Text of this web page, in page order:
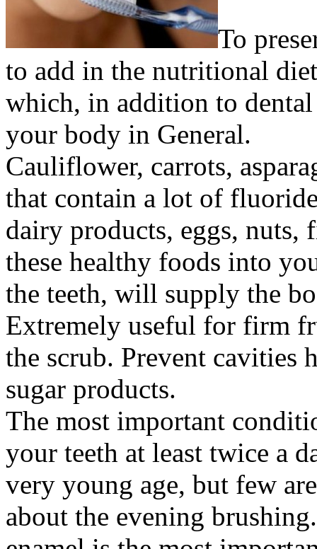
To
to add in the nutritional
which, in addition to
your body in General.
Cauliflower, carrots,
that contain a lot of
dairy products, eggs, nuts,
these healthy foods into
the teeth, will supply the
Extremely useful for firm
the scrub. Prevent cavities
sugar products.
The most important
your teeth at least twice a
very young age, but few
about the evening